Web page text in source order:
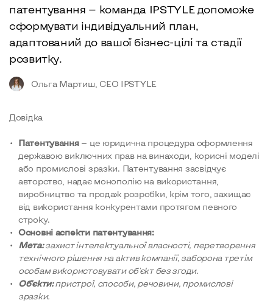
патентування — команда IPSTYLE допоможе
сформувати індивідуальний план,
адаптований до вашої бізнес-цілі та стадії
розвитку.
Ольга Мартиш, CEO IPSTYLE
Довідка
Патентування— це юридична процедура оформлення
державою виключних прав на винаходи, корисні моделі
або промислові зразки. Патентування засвідчує
авторство, надає монополію на використання,
виробництво та продаж розробки, крім того, захищає
від використання конкурентами протягом певного
строку.
Основні аспекти патентування:
Мета:захист інтелектуальної власності, перетворення
технічного рішення на актив компанії, заборона третім
особам використовувати об'єкт без згоди.
Об'єкти:пристрої, способи, речовини, промислові
зразки.